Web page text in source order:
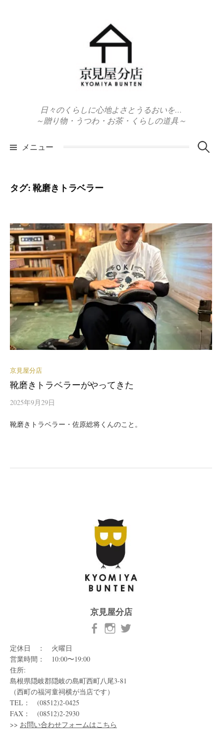
日々のくらしに心地よさとうるおいを…
～贈り物・うつわ・お茶・くらしの道具～
メニュー 検
タグ:靴磨きトラベラー
京見屋分店
靴磨きトラベラーがやってきた
2025年9月29日
靴磨きトラベラー・佐原総将くんのこと。
京見屋分店
定休日 ： 火曜日
営業時間： 10:00〜19:00
住所:
島根県隠岐郡隠岐の島町西町八尾3-81
（西町の福河童祠横が当店です）
TEL： (08512)2-0425
FAX： (08512)2-2930
>> お問い合わせフォームはこちら